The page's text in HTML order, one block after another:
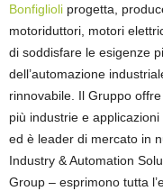
Bonfiglioli progetta,
motoriduttori, motori
di soddisfare le esigenze
dell’automazione
rinnovabile. Il Gruppo
più industrie e
ed è leader di mercato in
Industry & Automation
Group – esprimono tutta